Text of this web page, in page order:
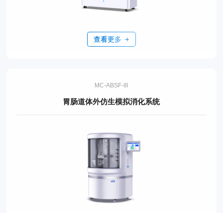
查看更多
MC-ABSF-III
胃肠道体外仿生模拟消化系统